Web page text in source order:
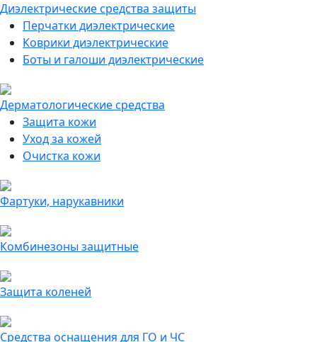
Диэлектрические средства защиты
Перчатки диэлектрические
Коврики диэлектрические
Боты и галоши диэлектрические
Дерматологические средства
Защита кожи
Уход за кожей
Очистка кожи
Фартуки, нарукавники
Комбинезоны защитные
Защита коленей
Средства оснащения для ГО и ЧС